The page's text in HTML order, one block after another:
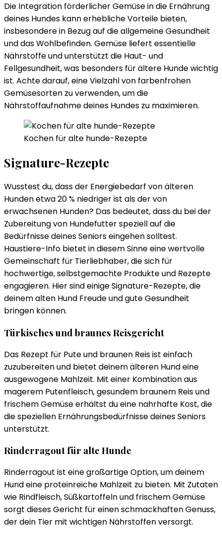
Die Integration förderlicher Gemüse in die Ernährung
deines Hundes kann erhebliche Vorteile bieten,
insbesondere in Bezug auf die allgemeine Gesundheit
und das Wohlbefinden. Gemüse liefert essentielle
Nährstoffe und unterstützt die Haut- und
Fellgesundheit, was besonders für ältere Hunde wichtig
ist. Achte darauf, eine Vielzahl von farbenfrohen
Gemüsesorten zu verwenden, um die
Nährstoffaufnahme deines Hundes zu maximieren.
Kochen für alte hunde-Rezepte
Signature-Rezepte
Wusstest du, dass der Energiebedarf von älteren
Hunden etwa 20 % niedriger ist als der von
erwachsenen Hunden? Das bedeutet, dass du bei der
Zubereitung von Hundefutter speziell auf die
Bedürfnisse deines Seniors eingehen solltest.
Haustiere-Info bietet in diesem Sinne eine wertvolle
Gemeinschaft für Tierliebhaber, die sich für
hochwertige, selbstgemachte Produkte und Rezepte
engagieren. Hier sind einige Signature-Rezepte, die
deinem alten Hund Freude und gute Gesundheit
bringen können.
Türkisches und braunes Reisgericht
Das Rezept für Pute und braunen Reis ist einfach
zuzubereiten und bietet deinem älteren Hund eine
ausgewogene Mahlzeit. Mit einer Kombination aus
magerem Putenfleisch, gesundem braunem Reis und
frischem Gemüse erhältst du eine nahrhafte Kost, die
die speziellen Ernährungsbedürfnisse deines Seniors
unterstützt.
Rinderragout für alte Hunde
Rinderragout ist eine großartige Option, um deinem
Hund eine proteinreiche Mahlzeit zu bieten. Mit Zutaten
wie Rindfleisch, Süßkartoffeln und frischem Gemüse
sorgt dieses Gericht für einen schmackhaften Genuss,
der dein Tier mit wichtigen Nährstoffen versorgt.